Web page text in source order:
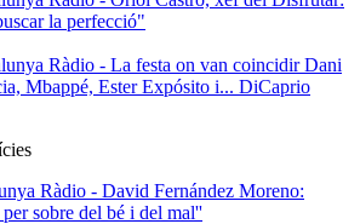
la perfecció"
Ràdio - La festa on van coincidir Dani
Mbappé, Ester Expósito i... DiCaprio
Ràdio - David Fernández Moreno:
sobre del bé i del mal''